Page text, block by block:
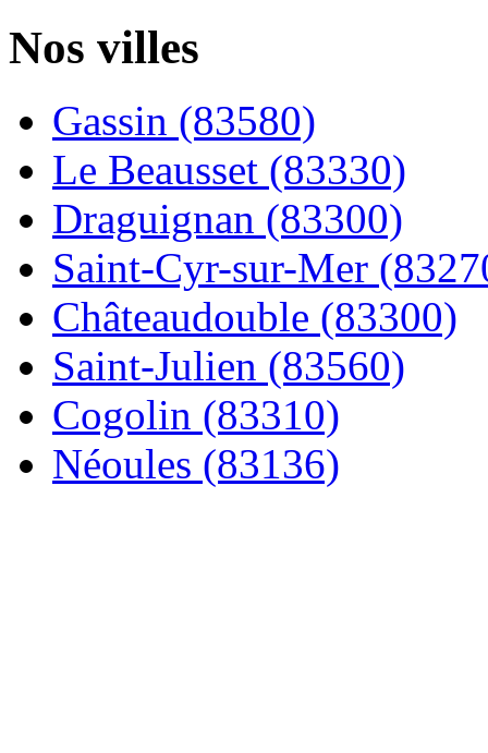
Nos villes
Gassin (83580)
Le Beausset (83330)
Draguignan (83300)
Saint-Cyr-sur-Mer
Châteaudouble (83300)
Saint-Julien (83560)
Cogolin (83310)
Néoules (83136)